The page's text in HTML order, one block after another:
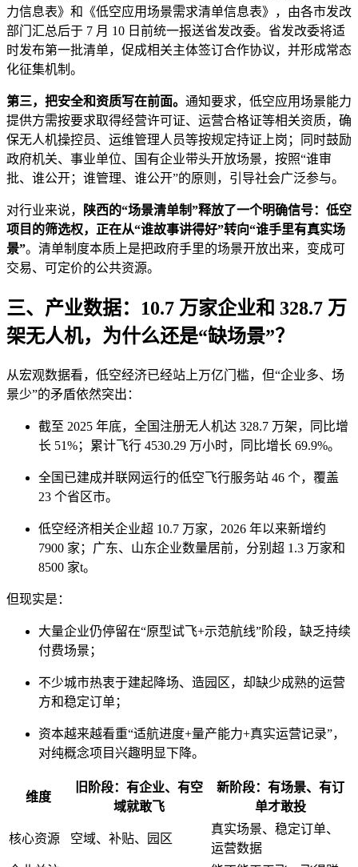
力信息表》和《低空应用场景需求清单信息表》，由各市发改
部门汇总后于 7 月 10 日前统一报送省发改委。省发改委将适
时发布第一批清单，促成相关主体签订合作协议，并形成常态
化征集机制。
第三，把安全和资质写在前面。 通知要求，低空应用场景能力
提供方需按要求取得经营许可证、运营合格证等相关资质，确
保无人机操控员、运维管理人员等按规定持证上岗；同时鼓励
政府机关、事业单位、国有企业带头开放场景，按照“谁审
批、谁公开；谁管理、谁公开”的原则，引导社会广泛参与。
对行业来说，
陕西的“场景清单制”释放了一个明确信号：低空
项目的筛选权，正在从“谁故事讲得好”转向“谁手里有真实场
景”。清单制度本质上是把政府手里的场景开放出来，变成可
交易、可定价的公共资源。
三、产业数据：10.7 万家企业和 328.7 万
架无人机，为什么还是“缺场景”？
从宏观数据看，低空经济已经站上万亿门槛，但“企业多、场
景少”的矛盾依然突出：
截至 2025 年底，全国注册无人机达 328.7 万架，同比增
长 51%；累计飞行 4530.29 万小时，同比增长 69.9%。
全国已建成并联网运行的低空飞行服务站 46 个，覆盖
23 个省区市。
低空经济相关企业超 10.7 万家，2026 年以来新增约
7900 家；广东、山东企业数量居前，分别超 1.3 万家和
8500 家t。
但现实是：
大量企业仍停留在“原型试飞+示范航线”阶段，缺乏持续
付费场景；
不少城市热衷于建起降场、造园区，却缺少成熟的运营
方和稳定订单；
资本越来越看重“适航进度+量产能力+真实运营记录”，
对纯概念项目兴趣明显下降。
维度
旧阶段：有企业、有空
域就敢飞
新阶段：有场景、有订
单才敢投
核心资源 空域、补贴、园区
真实场景、稳定订单、
运营数据